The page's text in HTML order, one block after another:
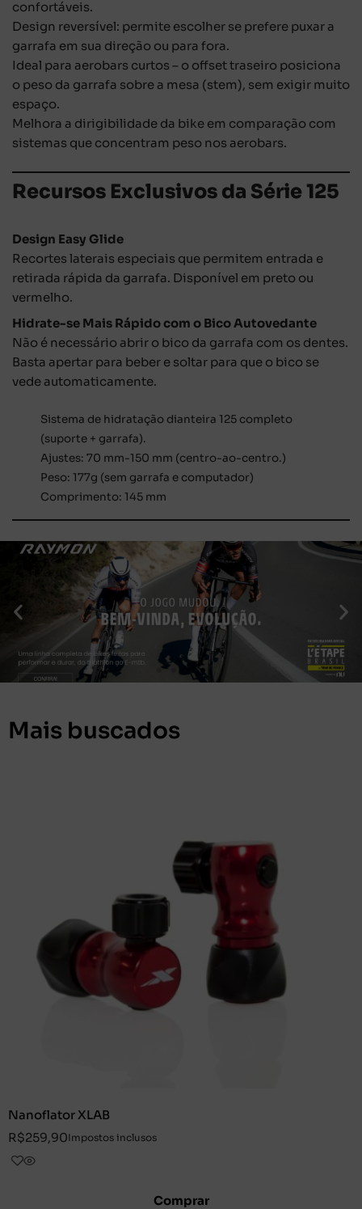
confortáveis.
Design reversível: permite escolher se prefere puxar a
garrafa em sua direção ou para fora.
Ideal para aerobars curtos – o offset traseiro posiciona
o peso da garrafa sobre a mesa (stem), sem exigir muito
espaço.
Melhora a dirigibilidade da bike em comparação com
sistemas que concentram peso nos aerobars.
Recursos Exclusivos da Série 125
Design Easy Glide
Recortes laterais especiais que permitem entrada e
retirada rápida da garrafa. Disponível em preto ou
vermelho.
Hidrate-se Mais Rápido com o Bico Autovedante
Não é necessário abrir o bico da garrafa com os dentes.
Basta apertar para beber e soltar para que o bico se
vede automaticamente.
Sistema de hidratação dianteira 125 completo
(suporte + garrafa).
Ajustes: 70 mm-150 mm (centro-ao-centro.)
Peso: 177g (sem garrafa e computador)
Comprimento: 145 mm
Mais buscados
Nanoflator XLAB
R$259,90Impostos inclusos
Comprar